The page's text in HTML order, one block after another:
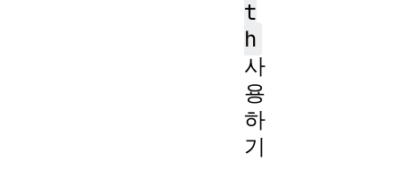
t
h
사
용
하
기